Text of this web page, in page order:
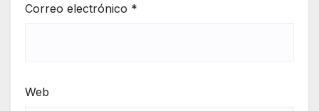
Correo electrónico *
Web